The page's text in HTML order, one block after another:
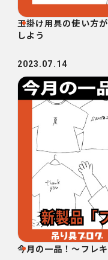
玉掛け用具の使い方
しよう
2023.07.14
今月の一品！～フレ